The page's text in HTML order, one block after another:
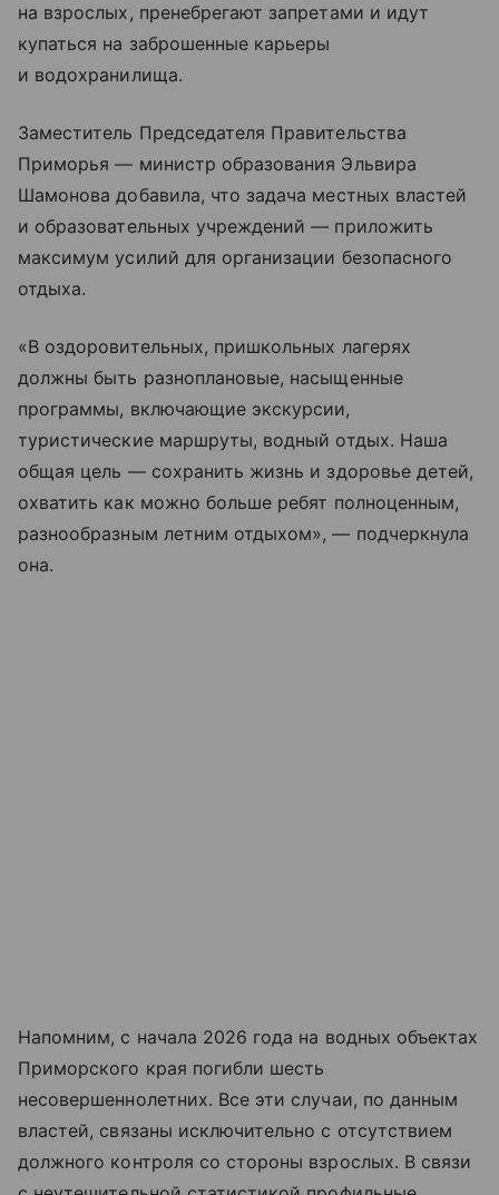
на взрослых, пренебрегают запретами и идут
купаться на заброшенные карьеры
и водохранилища.
Заместитель Председателя Правительства
Приморья — министр образования Эльвира
Шамонова добавила, что задача местных властей
и образовательных учреждений — приложить
максимум усилий для организации безопасного
отдыха.
«В оздоровительных, пришкольных лагерях
должны быть разноплановые, насыщенные
программы, включающие экскурсии,
туристические маршруты, водный отдых. Наша
общая цель — сохранить жизнь и здоровье детей,
охватить как можно больше ребят полноценным,
разнообразным летним отдыхом», — подчеркнула
она.
Напомним, с начала 2026 года на водных объектах
Приморского края погибли шесть
несовершеннолетних. Все эти случаи, по данным
властей, связаны исключительно с отсутствием
должного контроля со стороны взрослых. В связи